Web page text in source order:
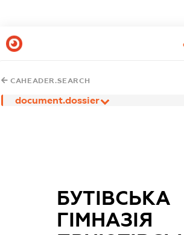
CAHEADER.SEARCH
document.dossier
БУТІВСЬКА
ГІМНАЗІЯ